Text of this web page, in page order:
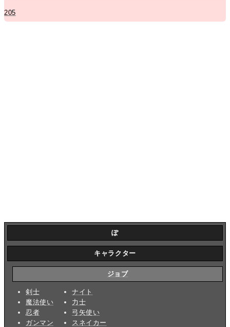
205
ぽ
キャラクター
ジョブ
剣士
魔法使い
忍者
ガンマン
ナイト
力士
弓矢使い
スネイカー